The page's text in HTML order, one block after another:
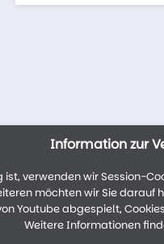
Information zur
verwenden wir Session-
möchten wir Sie darauf
Youtube abgespielt,
Weitere Informationen